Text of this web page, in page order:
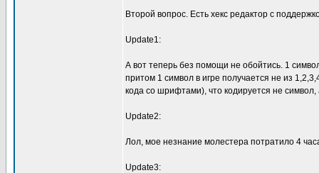
Второй вопрос. Есть хекс редактор с
Update1:
А вот теперь без помощи не обойтись. 1
притом 1 символ в игре получается не из
кода со шрифтами), что кодируется не символ,
Update2:
Лол, мое незнание молестера потратило 4
Update3: